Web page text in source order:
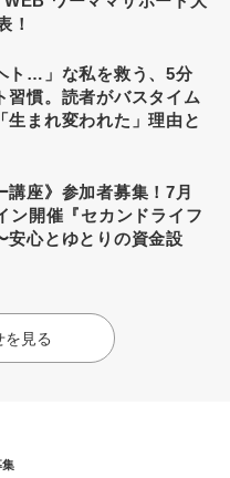
！
ト…」な私を救う、5分
習慣。読者がバスタイム
生まれ変われた」理由と
講座》参加者募集！7月
ン開催『セカンドライフ
安心とゆとりの資金設
を見る
集